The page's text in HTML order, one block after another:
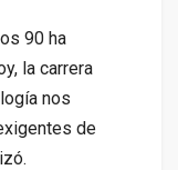
90 ha
la carrera
nos
de